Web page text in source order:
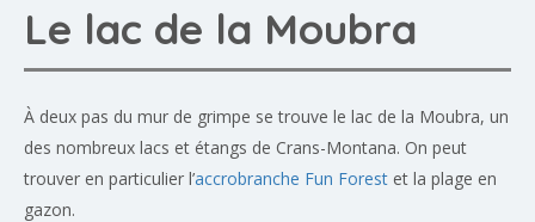
Le lac de la Moubra
À deux pas du mur de grimpe se trouve le lac de la Moubra, un
des nombreux lacs et étangs de Crans-Montana. On peut
trouver en particulier l’accrobranche Fun Forest et la plage en
gazon.